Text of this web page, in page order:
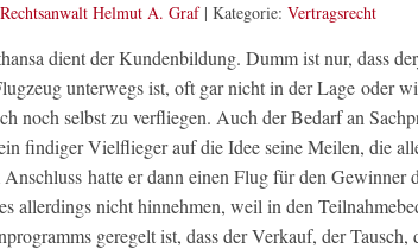
Rechtsanwalt Helmut A. Graf| Kategorie: Vertragsrecht
dient der Kundenbildung. Dumm ist nur, dass
unterwegs ist, oft gar nicht in der Lage oder
noch selbst zu verfliegen. Auch der Bedarf an
findiger Vielflieger auf die Idee seine Meilen, die
hatte er dann einen Flug für den
allerdings nicht hinnehmen, weil in den
geregelt ist, dass der Verkauf, der Tausch,